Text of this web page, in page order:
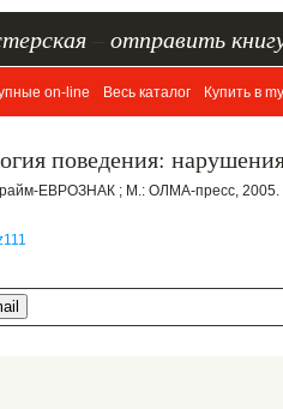
отправить
on-line Весь каталог Купить в
поведения:
ЕВРОЗНАК ; М.: ОЛМА-пресс, 2005. -